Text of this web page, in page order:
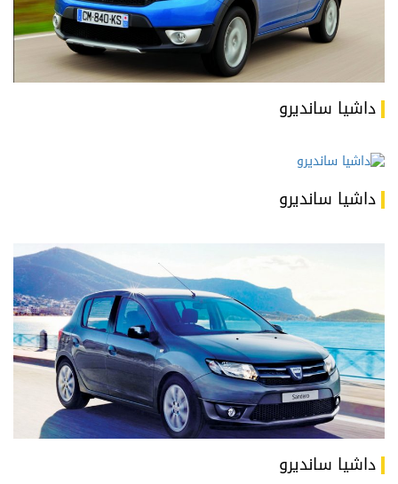
داشيا سانديرو
داشيا سانديرو
داشيا سانديرو